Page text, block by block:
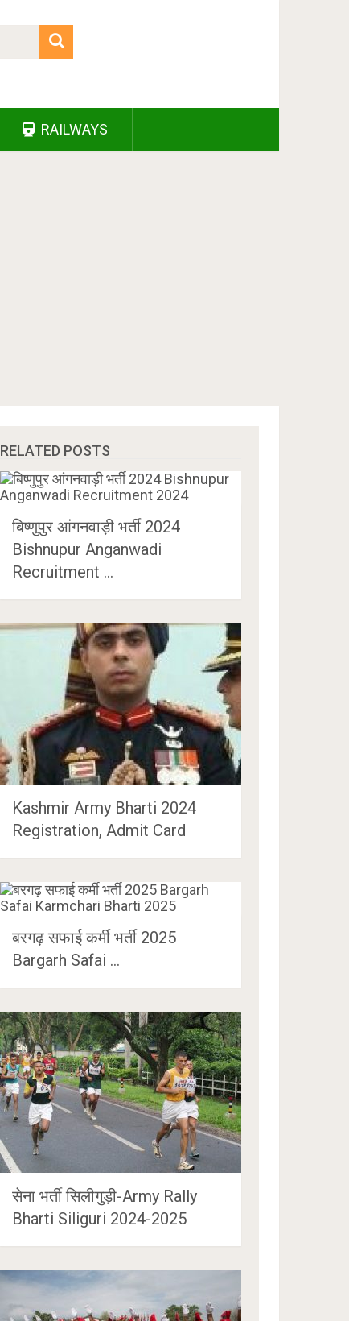
RAILWAYS
RELATED POSTS
बिष्णुपुर आंगनवाड़ी भर्ती 2024
Bishnupur Anganwadi
Recruitment …
Kashmir Army Bharti 2024
Registration, Admit Card
बरगढ़ सफाई कर्मी भर्ती 2025
Bargarh Safai …
सेना भर्ती सिलीगुड़ी-Army Rally
Bharti Siliguri 2024-2025